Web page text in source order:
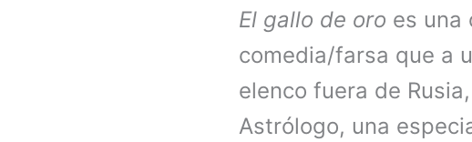
El gallo de oro es una
comedia/farsa que a
elenco fuera de
Astrólogo, una